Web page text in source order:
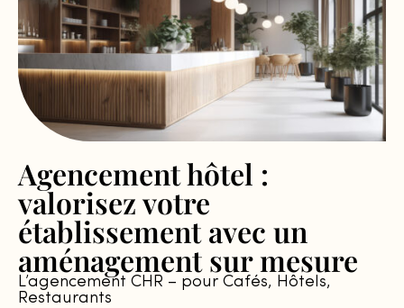
Agencement hôtel :
valorisez votre
établissement avec un
aménagement sur mesure
L’agencement CHR – pour Cafés, Hôtels,
Restaurants